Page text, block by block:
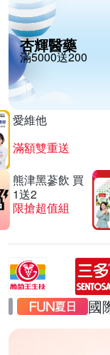
杏輝醫藥
滿5000送200
愛維他
滿額雙重送
熊津黑蔘飲 買
1送2
限搶超值組
國